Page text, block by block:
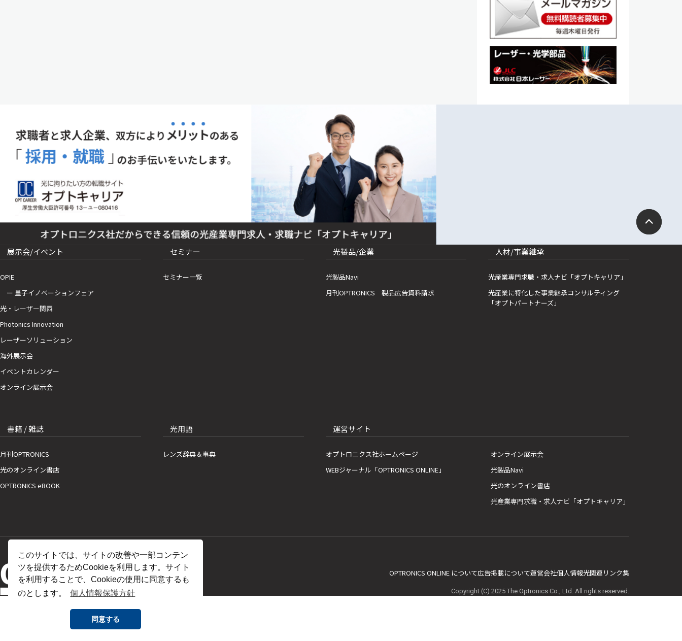
このサイトでは、サイトの改善や一部コンテン
ツを提供するためCookieを利用します。サイト
を利用することで、Cookieの使用に同意するも
のとします。
個人情報保護方針
同意する
展示会/イベント
OPIE
ー 量子イノベーションフェア
光・レーザー関西
Photonics Innovation
レーザーソリューション
海外展示会
イベントカレンダー
オンライン展示会
セミナー
セミナー一覧
光製品/企業
光製品Navi
月刊OPTRONICS 製品広告資料請求
人材/事業継承
光産業専門求職・求人ナビ「オプトキャリア」
光産業に特化した事業継承コンサルティング
「オプトパートナーズ」
書籍 / 雑誌
月刊OPTRONICS
光のオンライン書店
OPTRONICS eBOOK
光用語
レンズ辞典＆事典
運営サイト
オプトロニクス社ホームページ
WEBジャーナル「OPTRONICS ONLINE」
オンライン展示会
光製品Navi
光のオンライン書店
光産業専門求職・求人ナビ「オプトキャリア」
OPTRONICS ONLINE について広告掲載について運営会社個人情報光関連リンク集
Copyright (C) 2025 The Optronics Co., Ltd. All rights reserved.